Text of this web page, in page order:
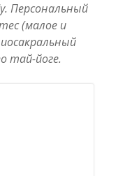
Персональный
(малое и
тай-йоге.